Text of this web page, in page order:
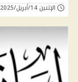
الإثنين 14/أبريل/2025 - 08:00 ص